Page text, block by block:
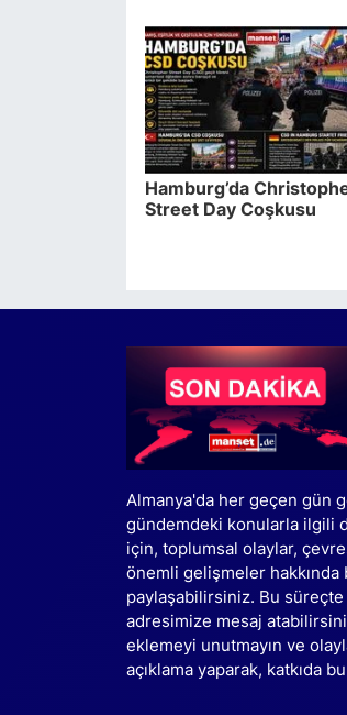
Hamburg’da
Street Day Coşkusu
Almanya'da her geçen gün
gündemdeki konularla ilgili
için, toplumsal olaylar,
önemli gelişmeler
paylaşabilirsiniz. Bu
adresimize mesaj
eklemeyi unutmayın ve
açıklama yaparak, katkıda